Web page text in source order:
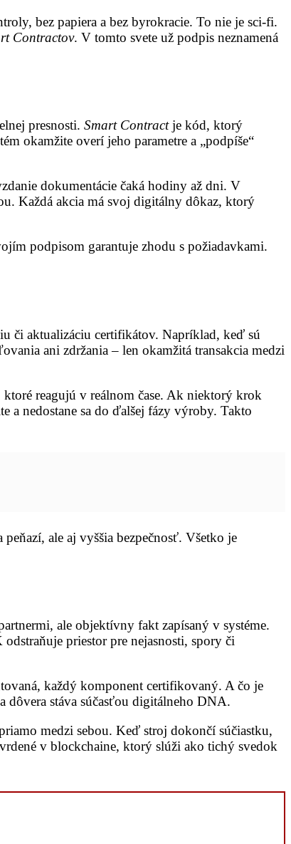
bez papiera a bez byrokracie. To nie je sci-fi.
Contractov. V tomto svete už podpis neznamená
presnosti. Smart Contractje kód, ktorý
okamžite overí jeho parametre a „podpíše“
dokumentácie čaká hodiny až dni. V
Každá akcia má svoj digitálny dôkaz, ktorý
podpisom garantuje zhodu s požiadavkami.
či aktualizáciu certifikátov. Napríklad, keď sú
ani zdržania – len okamžitá transakcia medzi
reagujú v reálnom čase. Ak niektorý krok
a nedostane sa do ďalšej fázy výroby. Takto
ale aj vyššia bezpečnosť. Všetko je
ale objektívny fakt zapísaný v systéme.
priestor pre nejasnosti, spory či
každý komponent certifikovaný. A čo je
dôvera stáva súčasťou digitálneho DNA.
medzi sebou. Keď stroj dokončí súčiastku,
v blockchaine, ktorý slúži ako tichý svedok